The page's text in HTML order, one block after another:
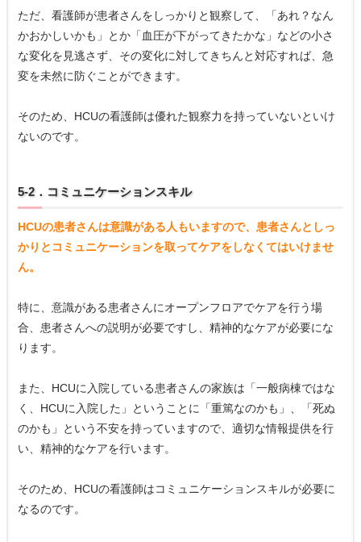
ただ、看護師が患者さんをしっかりと観察して、「あれ？なん
かおかしいかも」とか「血圧が下がってきたかな」などの小さ
な変化を見逃さず、その変化に対してきちんと対応すれば、急
変を未然に防ぐことができます。
そのため、HCUの看護師は優れた観察力を持っていないといけ
ないのです。
5-2．コミュニケーションスキル
HCUの患者さんは意識がある人もいますので、患者さんとしっ
かりとコミュニケーションを取ってケアをしなくてはいけませ
ん。
特に、意識がある患者さんにオープンフロアでケアを行う場
合、患者さんへの説明が必要ですし、精神的なケアが必要にな
ります。
また、HCUに入院している患者さんの家族は「一般病棟ではな
く、HCUに入院した」ということに「重篤なのかも」、「死ぬ
のかも」という不安を持っていますので、適切な情報提供を行
い、精神的なケアを行います。
そのため、HCUの看護師はコミュニケーションスキルが必要に
なるのです。